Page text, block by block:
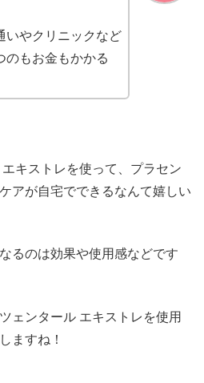
いやクリニックなど
のもお金もかかる
キストレを使って、プラセン
アが自宅でできるなんて嬉しい
るのは効果や使用感などです
ェンタール エキストレを使用
ますね！